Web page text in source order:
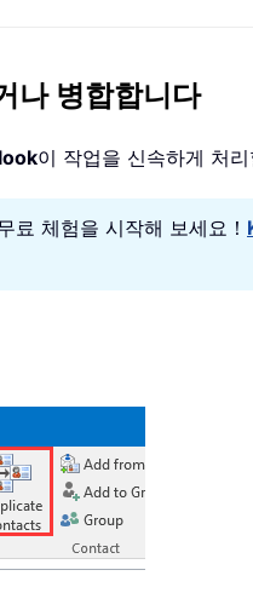
나 병합합니다
이 작업을 신속하게 처리
체험을 시작해 보세요！